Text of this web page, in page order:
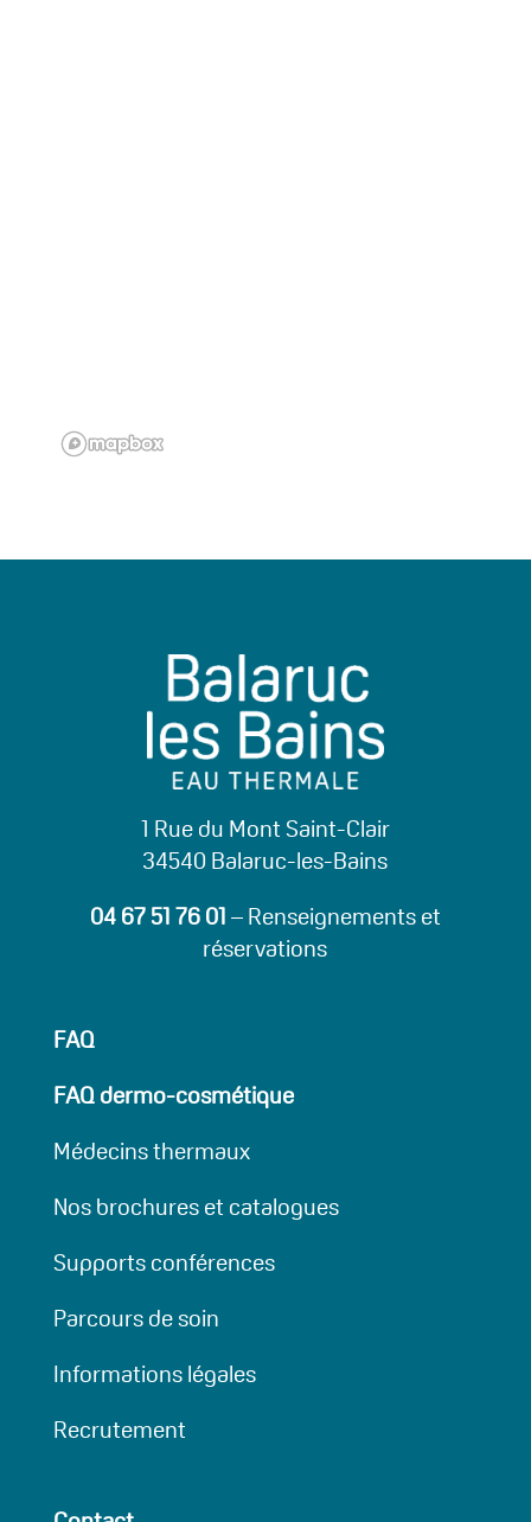
1 Rue du Mont Saint-Clair
34540 Balaruc-les-Bains
04 67 51 76 01– Renseignements et
réservations
FAQ
FAQ dermo-cosmétique
Médecins thermaux
Nos brochures et catalogues
Supports conférences
Parcours de soin
Informations légales
Recrutement